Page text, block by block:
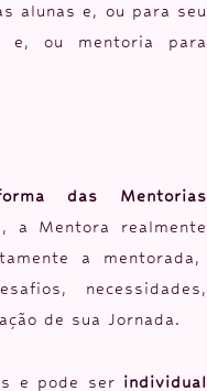
alunas e, ou para seu
e, ou mentoria para
das Mentorias
a Mentora realmente
a mentorada,
necessidades,
de sua Jornada.
e pode ser individual